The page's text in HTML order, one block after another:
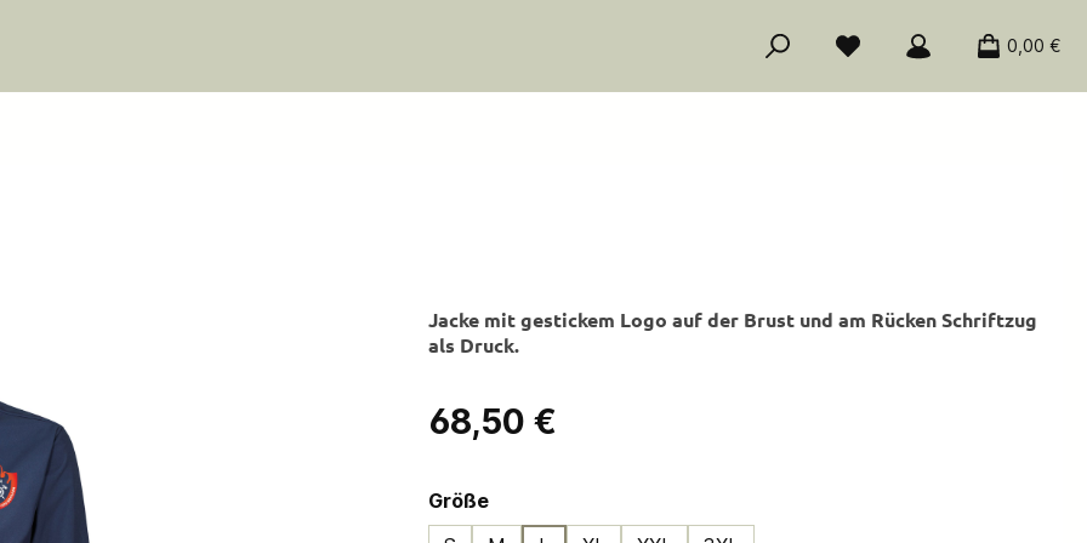
0,00 €
Jacke mit gestickem Logo auf der Brust und am Rücken Schriftzug
als Druck.
Regulärer Preis:
68,50 €
Größeauswählen